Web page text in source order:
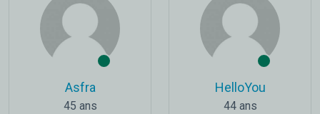
Asfra
45 ans
HelloYou
44 ans